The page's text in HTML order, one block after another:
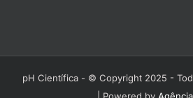
pH Científica - © Copyright 2025 -